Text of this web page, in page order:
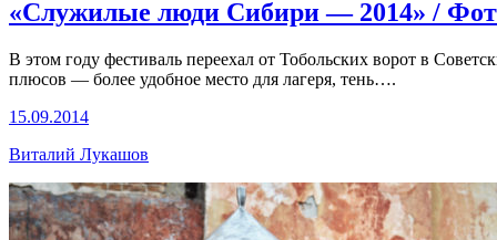
«Служилые люди Сибири — 2014» /
В этом году фестиваль переехал от Тобольских ворот в
плюсов — более удобное место для лагеря, тень….
15.09.2014
Виталий Лукашов